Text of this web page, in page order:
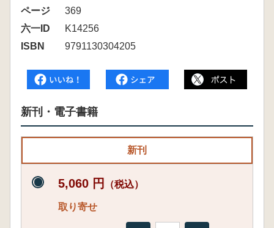
ページ
369
六一ID
K14256
ISBN
9791130304205
新刊・電子書籍
新刊
5,060 円 （税込）
取り寄せ